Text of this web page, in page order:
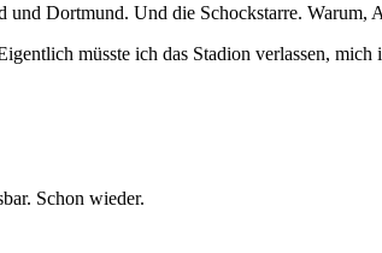
Dortmund. Und die Schockstarre. Warum,
müsste ich das Stadion verlassen,
Schon wieder.